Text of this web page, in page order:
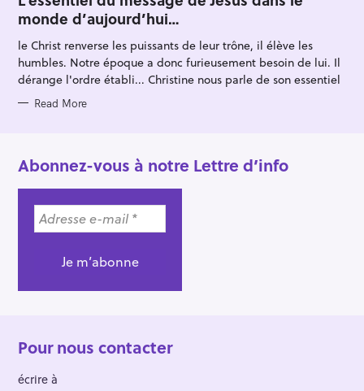
E
G
O
R
I
E
S
monde d’aujourd’hui…
le Christ renverse les puissants de leur trône, il élève les
humbles. Notre époque a donc furieusement besoin de lui. Il
dérange l'ordre établi... Christine nous parle de son essentiel
Read More
Abonnez-vous à notre Lettre d’info
Pour nous contacter
écrire à